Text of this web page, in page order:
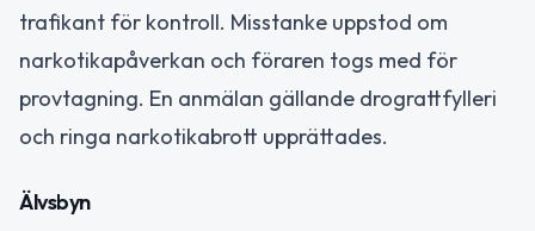
trafikant för kontroll. Misstanke uppstod om
narkotikapåverkan och föraren togs med för
provtagning. En anmälan gällande drograttfylleri
och ringa narkotikabrott upprättades.
Älvsbyn